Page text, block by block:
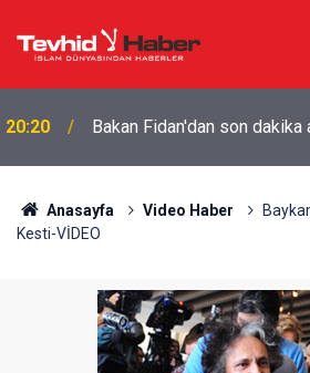
20:20 Bakan Fidan'dan son dakika
Anasayfa Video Haber
Kesti-VİDEO